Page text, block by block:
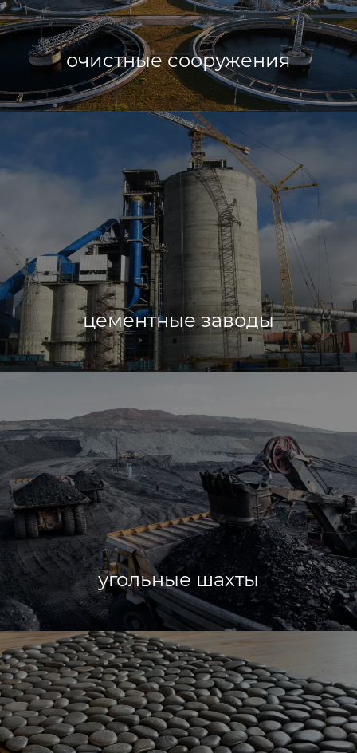
очистные сооружения
цементные заводы
угольные шахты